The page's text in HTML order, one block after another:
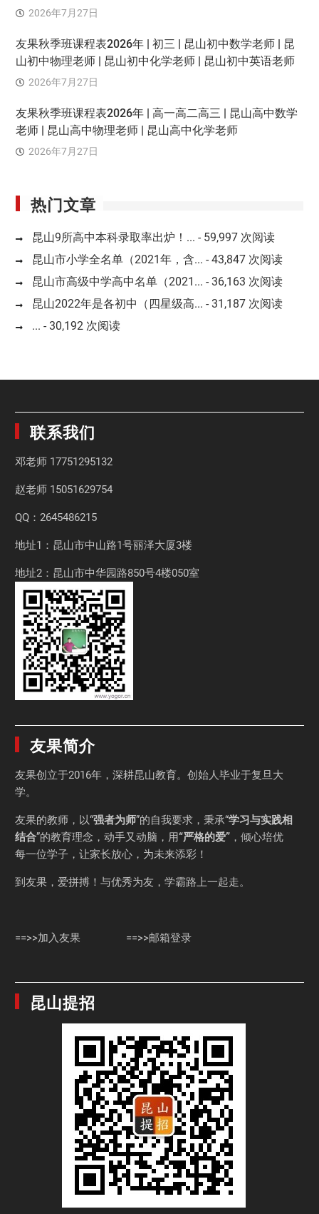
2026年7月27日
友果秋季班课程表2026年 | 初三 | 昆山初中数学老师 | 昆
山初中物理老师 | 昆山初中化学老师 | 昆山初中英语老师
2026年7月27日
友果秋季班课程表2026年 | 高一高二高三 | 昆山高中数学
老师 | 昆山高中物理老师 | 昆山高中化学老师
2026年7月27日
热门文章
昆山9所高中本科录取率出炉！... - 59,997 次阅读
昆山市小学全名单（2021年，含... - 43,847 次阅读
昆山市高级中学高中名单（2021... - 36,163 次阅读
昆山2022年是各初中（四星级高... - 31,187 次阅读
... - 30,192 次阅读
联系我们
邓老师 17751295132
赵老师 15051629754
QQ：2645486215
地址1：昆山市中山路1号丽泽大厦3楼
地址2：昆山市中华园路850号4楼050室
友果简介
友果创立于2016年，深耕昆山教育。创始人毕业于复旦大
学。
友果的教师，以“强者为师”的自我要求，秉承“学习与实践相
结合”的教育理念，动手又动脑，用“严格的爱” ，倾心培优
每一位学子，让家长放心，为未来添彩！
到友果，爱拼搏！与优秀为友，学霸路上一起走。
==>>加入友果 ==>>邮箱登录
昆山提招